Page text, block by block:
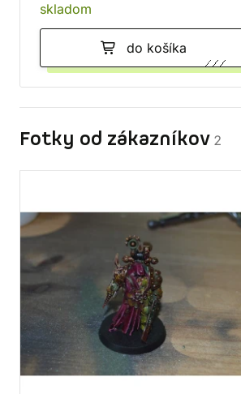
skladom
do košíka
Fotky od zákazníkov 2